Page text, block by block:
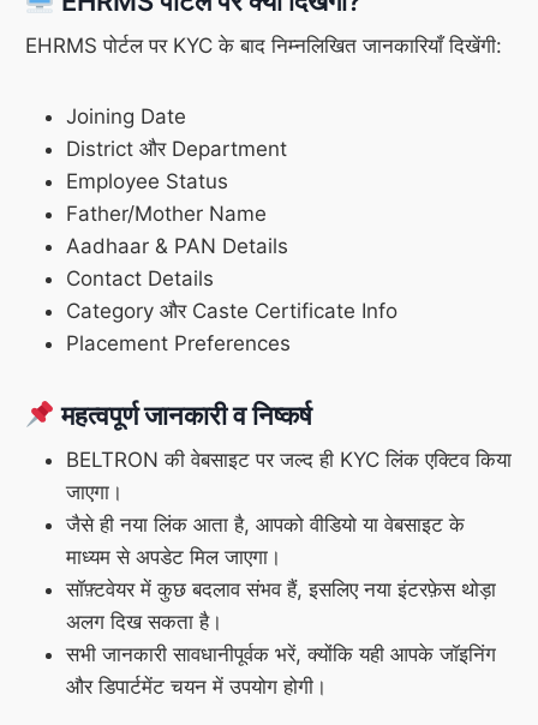
EHRMS पोर्टल पर KYC के बाद निम्नलिखित जानकारियाँ दिखेंगी:
Joining Date
District और Department
Employee Status
Father/Mother Name
Aadhaar & PAN Details
Contact Details
Category और Caste Certificate Info
Placement Preferences
महत्वपूर्ण जानकारी व निष्कर्ष
BELTRON की वेबसाइट पर जल्द ही KYC लिंक एक्टिव किया
जाएगा।
जैसे ही नया लिंक आता है, आपको वीडियो या वेबसाइट के
माध्यम से अपडेट मिल जाएगा।
सॉफ़्टवेयर में कुछ बदलाव संभव हैं, इसलिए नया इंटरफ़ेस थोड़ा
अलग दिख सकता है।
सभी जानकारी सावधानीपूर्वक भरें, क्योंकि यही आपके जॉइनिंग
और डिपार्टमेंट चयन में उपयोग होगी।